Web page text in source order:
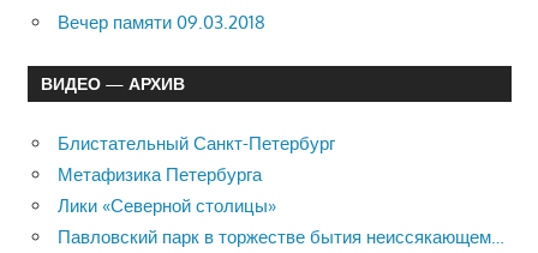
Вечер памяти 09.03.2018
ВИДЕО — АРХИВ
Блистательный Санкт-Петербург
Метафизика Петербурга
Лики «Северной столицы»
Павловский парк в торжестве бытия неиссякающем…